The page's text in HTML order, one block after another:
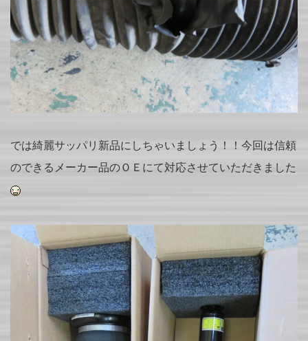
では綺麗サッパリ新品にしちゃいましょう！！今回は信頼
のできるメーカー品のＯＥにて対応させていただきました